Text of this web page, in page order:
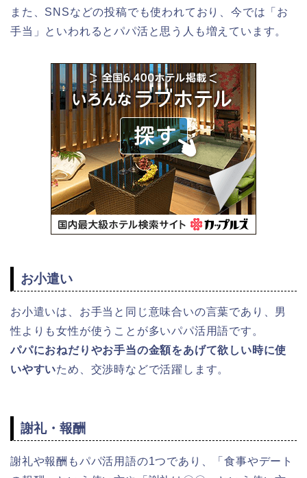
また、SNSなどの投稿でも使われており、今では「お
手当」といわれるとパパ活と思う人も増えています。
お小遣い
お小遣いは、お手当と同じ意味合いの言葉であり、男
性よりも女性が使うことが多いパパ活用語です。
パパにおねだりやお手当の金額をあげて欲しい時に使
いやすいため、交渉時などで活躍します。
謝礼・報酬
謝礼や報酬もパパ活用語の1つであり、「食事やデート